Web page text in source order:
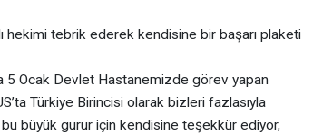
hekimi tebrik ederek kendisine bir başarı plaketi
5 Ocak Devlet Hastanemizde görev yapan
Türkiye Birincisi olarak bizleri fazlasıyla
bu büyük gurur için kendisine teşekkür ediyor,